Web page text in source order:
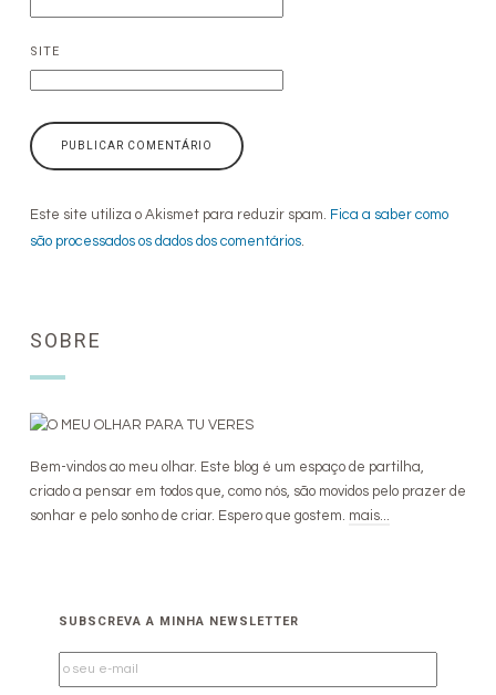
SITE
Este site utiliza o Akismet para reduzir spam. Fica a saber como
são processados os dados dos comentários.
SOBRE
Bem-vindos ao meu olhar. Este blog é um espaço de partilha,
criado a pensar em todos que, como nós, são movidos pelo prazer de
sonhar e pelo sonho de criar. Espero que gostem. mais...
SUBSCREVA A MINHA NEWSLETTER